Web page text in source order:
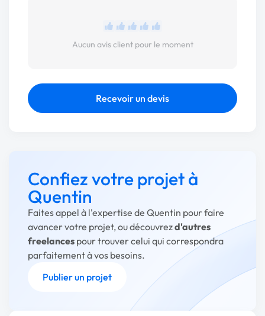
Aucun avis client pour le moment
Recevoir un devis
Confiez votre projet à
Quentin
Faites appel à l'expertise de Quentin pour faire
avancer votre projet, ou découvrezd'autres
freelances pour trouver celui qui correspondra
parfaitement à vos besoins.
Publier un projet